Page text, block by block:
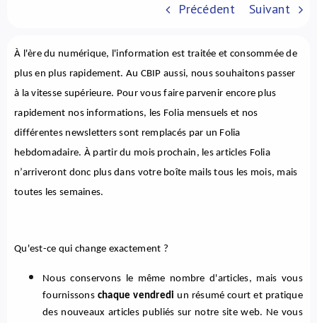
À propos de nous
Précédent Suivant
À l'ère du numérique, l'information est traitée et consommée de
plus en plus rapidement. Au CBIP aussi, nous souhaitons passer
à la vitesse supérieure. Pour vous faire parvenir encore plus
rapidement nos informations, les Folia mensuels et nos
différentes newsletters sont remplacés par un Folia
hebdomadaire. À partir du mois prochain, les articles Folia
n’arriveront donc plus dans votre boîte mails tous les mois, mais
toutes les semaines.
Qu'est-ce qui change exactement ?
Nous conservons le même nombre d'articles, mais vous
fournissons chaque vendredi un résumé court et pratique
des nouveaux articles publiés sur notre site web. Ne vous